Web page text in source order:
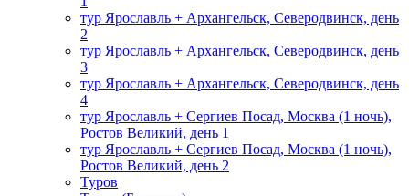
тур Ярославль + Архангельск, Северодвинск, день
2
тур Ярославль + Архангельск, Северодвинск, день
3
тур Ярославль + Архангельск, Северодвинск, день
4
тур Ярославль + Сергиев Посад, Москва (1 ночь),
Ростов Великий, день 1
тур Ярославль + Сергиев Посад, Москва (1 ночь),
Ростов Великий, день 2
Туров